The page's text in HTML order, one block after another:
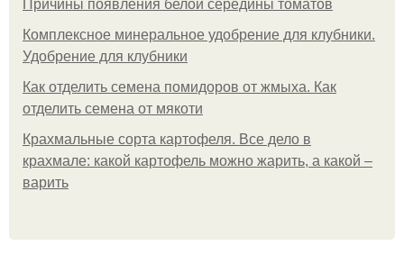
Причины появления белой середины томатов
Комплексное минеральное удобрение для клубники.
Удобрение для клубники
Как отделить семена помидоров от жмыха. Как
отделить семена от мякоти
Крахмальные сорта картофеля. Все дело в
крахмале: какой картофель можно жарить, а какой –
варить